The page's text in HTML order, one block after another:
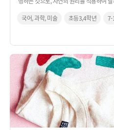
합니다.
국어, 과학, 미술 초등3,4학년 7-